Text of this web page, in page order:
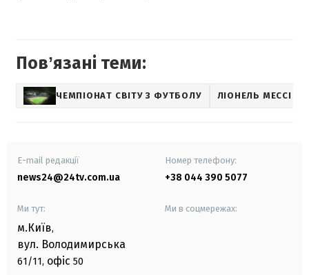
Повʼязані теми:
ЧЕМПІОНАТ СВІТУ З ФУТБОЛУ ЛІОНЕЛЬ МЕССІ
E-mail редакції
news24@24tv.com.ua
Номер телефону:
+38 044 390 5077
Ми тут:
м.Київ,
вул. Володимирська
61/11, офіс 50
Ми в соцмережах: